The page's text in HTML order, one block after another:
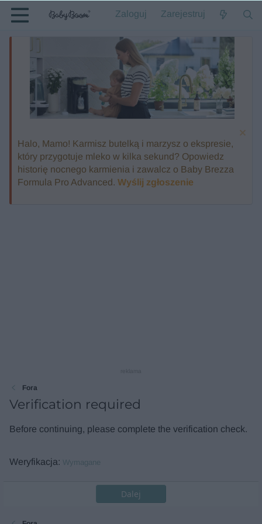
Zaloguj Zarejestruj
Halo, Mamo! Karmisz butelką i marzysz o ekspresie,
który przygotuje mleko w kilka sekund? Opowiedz
historię nocnego karmienia i zawalcz o Baby Brezza
Formula Pro Advanced. Wyślij zgłoszenie
Fora
Verification required
Before continuing, please complete the verification check.
Weryfikacja Wymagane
Dalej